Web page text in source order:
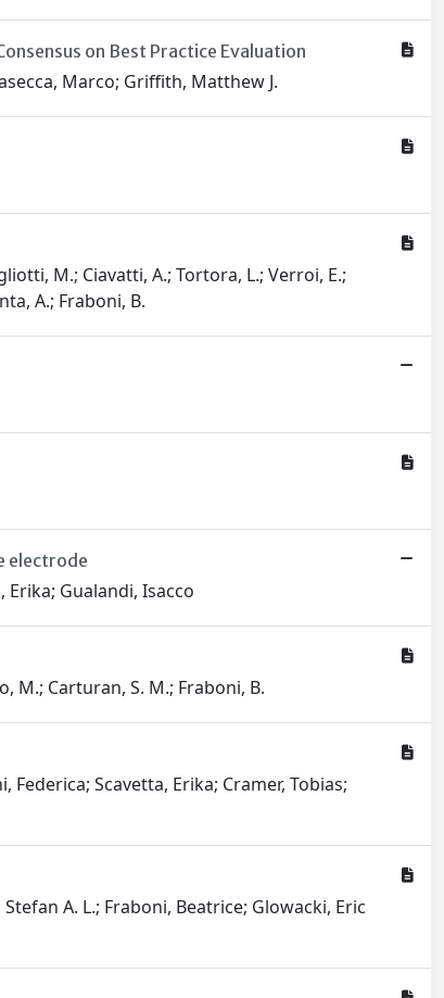
on Best Practice Evaluation
Marco; Griffith, Matthew J.
M.; Ciavatti, A.; Tortora, L.; Verroi, E.;
A.; Fraboni, B.
electrode
Erika; Gualandi, Isacco
M.; Carturan, S. M.; Fraboni, B.
Scavetta, Erika; Cramer, Tobias;
A. L.; Fraboni, Beatrice; Glowacki, Eric